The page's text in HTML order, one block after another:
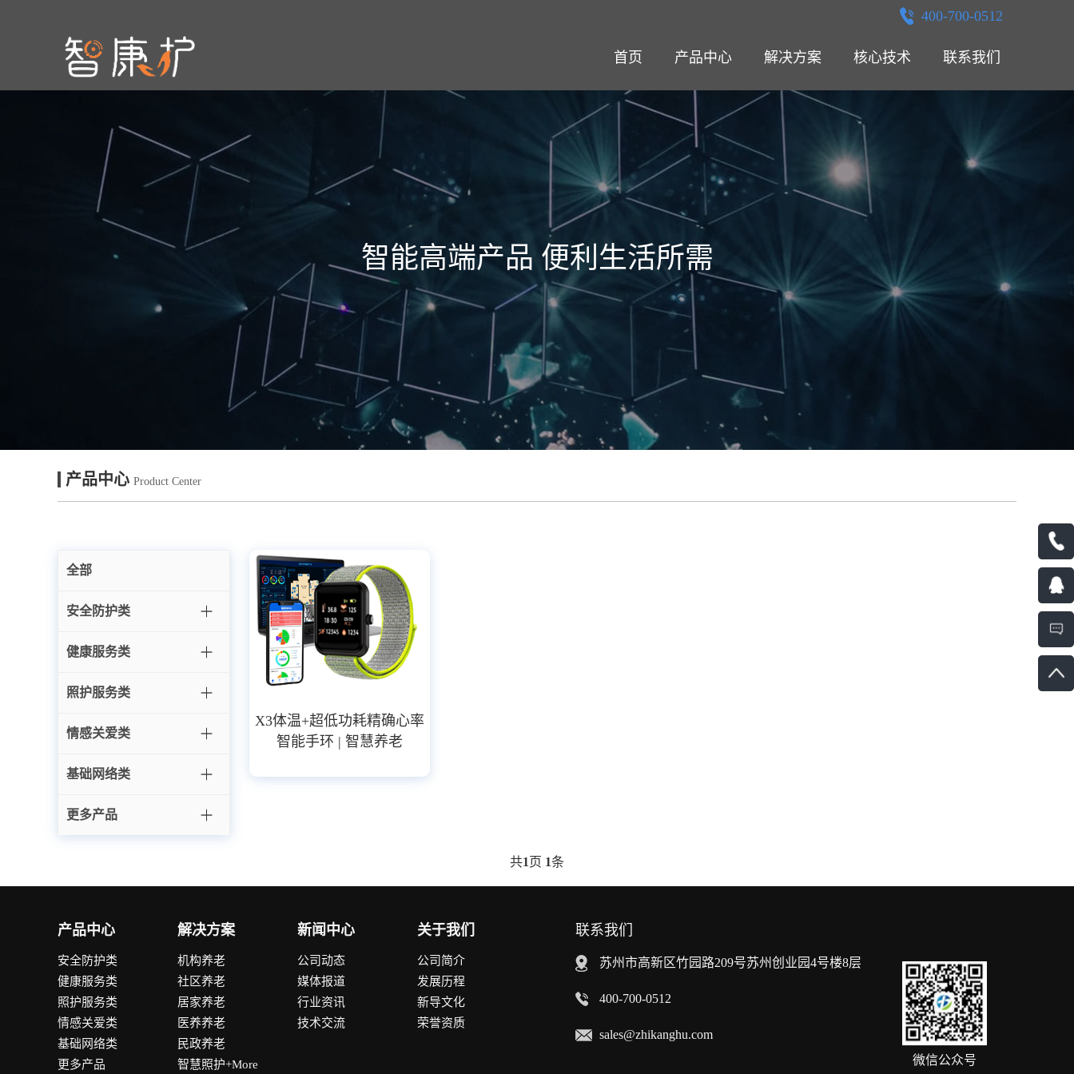
400-700-0512
首页 产品中心 解决方案 核心技术 联系我们
智能高端产品 便利生活所需
产品中心 Product Center
全部
安全防护类
健康服务类
照护服务类
情感关爱类
基础网络类
更多产品
X3体温+超低功耗精确心率
智能手环 | 智慧养老
共1 页 1条
产品中心
安全防护类
健康服务类
照护服务类
情感关爱类
基础网络类
更多产品
解决方案
机构养老
社区养老
居家养老
医养养老
民政养老
智慧照护+More
新闻中心
公司动态
媒体报道
行业资讯
技术交流
关于我们
公司简介
发展历程
新导文化
荣誉资质
联系我们
苏州市高新区竹园路209号苏州创业园4号楼8层
400-700-0512
sales@zhikanghu.com
微信公众号